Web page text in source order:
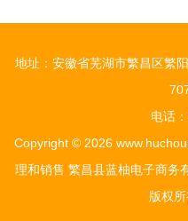
地址：安徽省芜湖市繁昌区繁
电话
Copyright © 2026
理和销售 繁昌县蓝柚电子商务
版权